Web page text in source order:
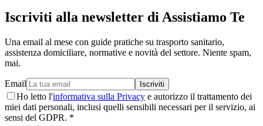
Iscriviti alla newsletter di Assistiamo Te
Una email al mese con guide pratiche su trasporto sanitario,
assistenza domiciliare, normative e novità del settore. Niente spam,
mai.
Email Iscriviti
Ho letto l'informativa sulla Privacy e autorizzo il trattamento dei
miei dati personali, inclusi quelli sensibili necessari per il servizio, ai
sensi del GDPR. *